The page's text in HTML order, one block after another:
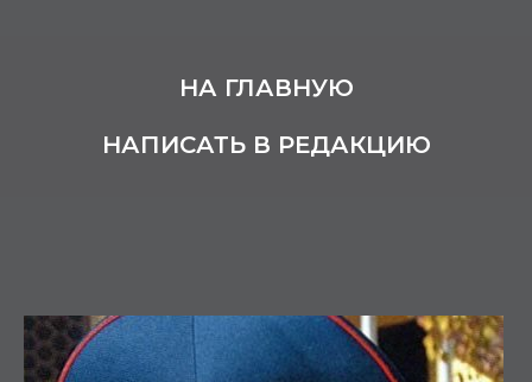
НА ГЛАВНУЮ
НАПИСАТЬ В РЕДАКЦИЮ